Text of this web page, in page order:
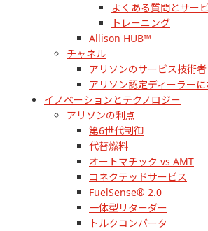
よくある質問とサー
トレーニング
Allison HUB™
チャネル
アリソンのサービス技術
アリソン認定ディーラーに
イノベーションとテクノロジー
アリソンの利点
第6世代制御
代替燃料
オートマチック vs AMT
コネクテッドサービス
FuelSense® 2.0
一体型リターダー
トルクコンバータ